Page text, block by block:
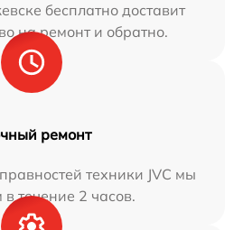
бесплатно доставит
на ремонт и обратно.
ремонт
техники JVC мы
в течение 2 часов.